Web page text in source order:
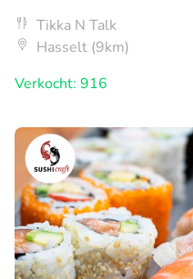
Tikka N Talk
Hasselt (9km)
Verkocht: 916